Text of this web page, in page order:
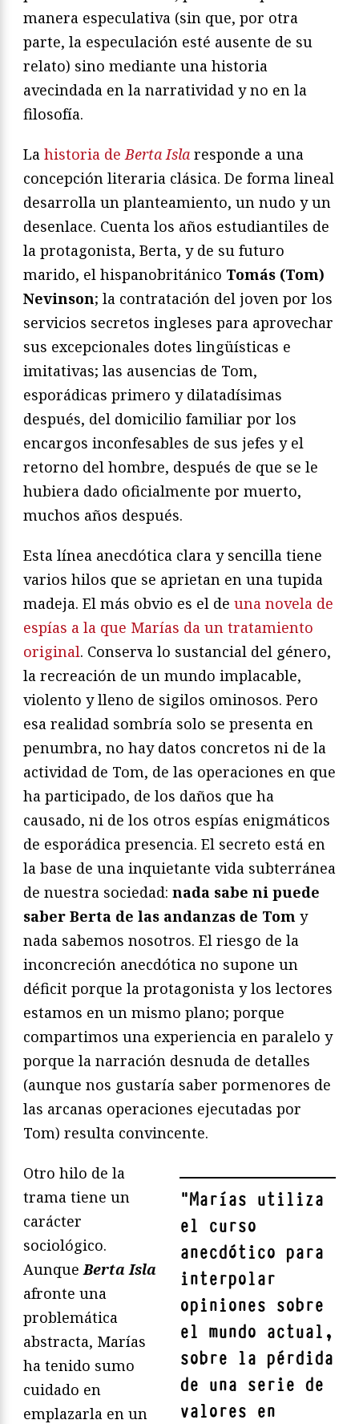
manera especulativa (sin que, por otra
parte, la especulación esté ausente de su
relato) sino mediante una historia
avecindada en la narratividad y no en la
filosofía.
La historia de Berta Isla responde a una
concepción literaria clásica. De forma lineal
desarrolla un planteamiento, un nudo y un
desenlace. Cuenta los años estudiantiles de
la protagonista, Berta, y de su futuro
marido, el hispanobritánico Tomás (Tom)
Nevinson; la contratación del joven por los
servicios secretos ingleses para aprovechar
sus excepcionales dotes lingüísticas e
imitativas; las ausencias de Tom,
esporádicas primero y dilatadísimas
después, del domicilio familiar por los
encargos inconfesables de sus jefes y el
retorno del hombre, después de que se le
hubiera dado oficialmente por muerto,
muchos años después.
Esta línea anecdótica clara y sencilla tiene
varios hilos que se aprietan en una tupida
madeja. El más obvio es el de una novela de
espías a la que Marías da un tratamiento
original. Conserva lo sustancial del género,
la recreación de un mundo implacable,
violento y lleno de sigilos ominosos. Pero
esa realidad sombría solo se presenta en
penumbra, no hay datos concretos ni de la
actividad de Tom, de las operaciones en que
ha participado, de los daños que ha
causado, ni de los otros espías enigmáticos
de esporádica presencia. El secreto está en
la base de una inquietante vida subterránea
de nuestra sociedad: nada sabe ni puede
saber Berta de las andanzas de Tom y
nada sabemos nosotros. El riesgo de la
inconcreción anecdótica no supone un
déficit porque la protagonista y los lectores
estamos en un mismo plano; porque
compartimos una experiencia en paralelo y
porque la narración desnuda de detalles
(aunque nos gustaría saber pormenores de
las arcanas operaciones ejecutadas por
Tom) resulta convincente.
"Marías utiliza
el curso
anecdótico para
interpolar
opiniones sobre
el mundo actual,
sobre la pérdida
de una serie de
valores en
Otro hilo de la
trama tiene un
carácter
sociológico.
Aunque Berta Isla
afronte una
problemática
abstracta, Marías
ha tenido sumo
cuidado en
emplazarla en un